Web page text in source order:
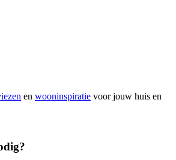
en wooninspiratie voor jouw huis en